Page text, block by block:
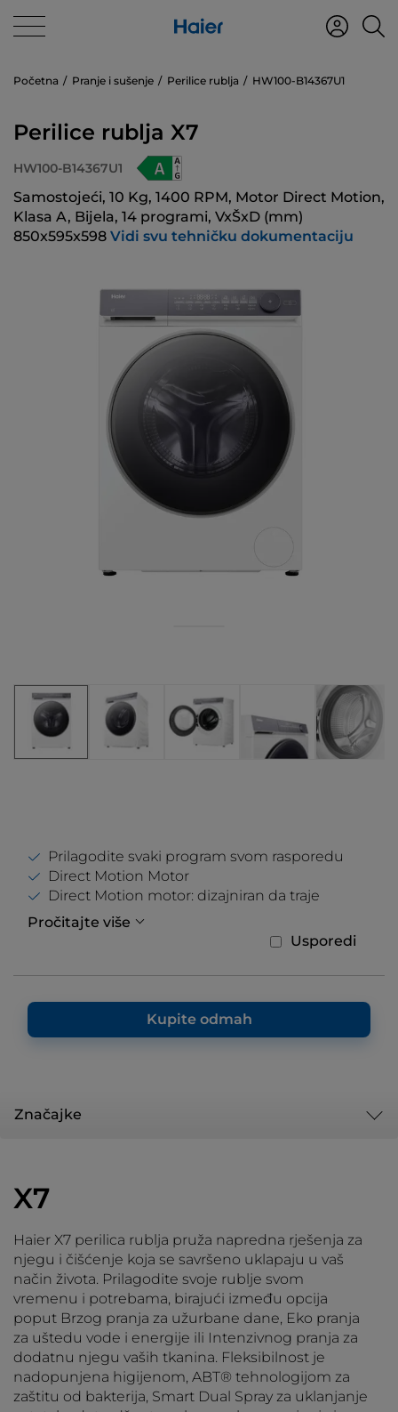
Početna Pranje i sušenje Perilice rublja HW100-B14367U1
Perilice rublja X7
HW100-B14367U1
Samostojeći, 10 Kg, 1400 RPM, Motor Direct Motion,
Klasa A, Bijela, 14 programi, VxŠxD (mm)
850x595x598 Vidi svu tehničku dokumentaciju
Prilagodite svaki program svom rasporedu
Direct Motion Motor
Direct Motion motor: dizajniran da traje
Pročitajte više
Usporedi
Kupite odmah
Značajke
X7
Haier X7 perilica rublja pruža napredna rješenja za
njegu i čišćenje koja se savršeno uklapaju u vaš
način života. Prilagodite svoje rublje svom
vremenu i potrebama, birajući između opcija
poput Brzog pranja za užurbane dane, Eko pranja
za uštedu vode i energije ili Intenzivnog pranja za
dodatnu njegu vaših tkanina. Fleksibilnost je
nadopunjena higijenom, ABT® tehnologijom za
zaštitu od bakterija, Smart Dual Spray za uklanjanje